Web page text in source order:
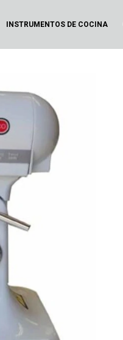
INSTRUMENTOS DE COCINA